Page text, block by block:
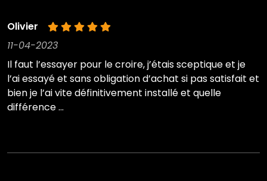
Olivier
11-04-2023
Il faut l’essayer pour le croire, j’étais sceptique et je
l’ai essayé et sans obligation d’achat si pas satisfait et
bien je l’ai vite définitivement installé et quelle
différence …